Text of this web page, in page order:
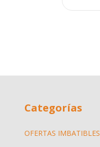
Categorías
OFERTAS IMBATIBLES